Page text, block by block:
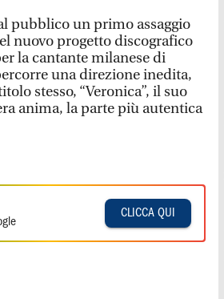
pubblico un primo assaggio
nuovo progetto discografico
la cantante milanese di
una direzione inedita,
stesso, “Veronica”, il suo
anima, la parte più autentica
CLICCA QUI